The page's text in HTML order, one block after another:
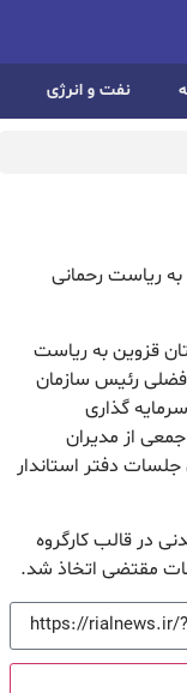
نفت و انرژی
به ریاست رحمانی
قزوین به ریاست
رئیس سازمان
گذاری
از مدیران
دفتر استاندار
صنعتی، معدنی در قالب کارگروه
مقتضی اتخاذ شد.